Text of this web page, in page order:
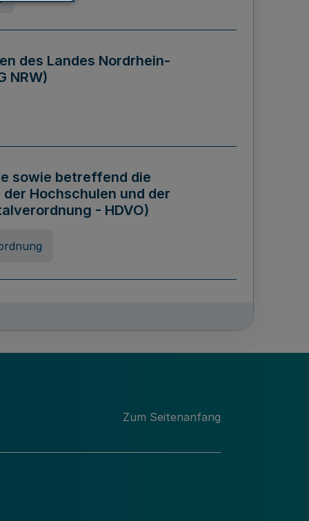
des Landes Nordrhein-
NRW)
sowie betreffend die
Hochschulen und der
- HDVO)
des Landes Nordrhein-
Zum Seitenanfang